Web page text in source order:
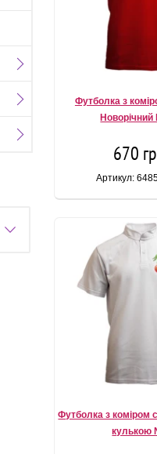
Футболка з
670
Артикул:
Футболка з коміром
кулькою